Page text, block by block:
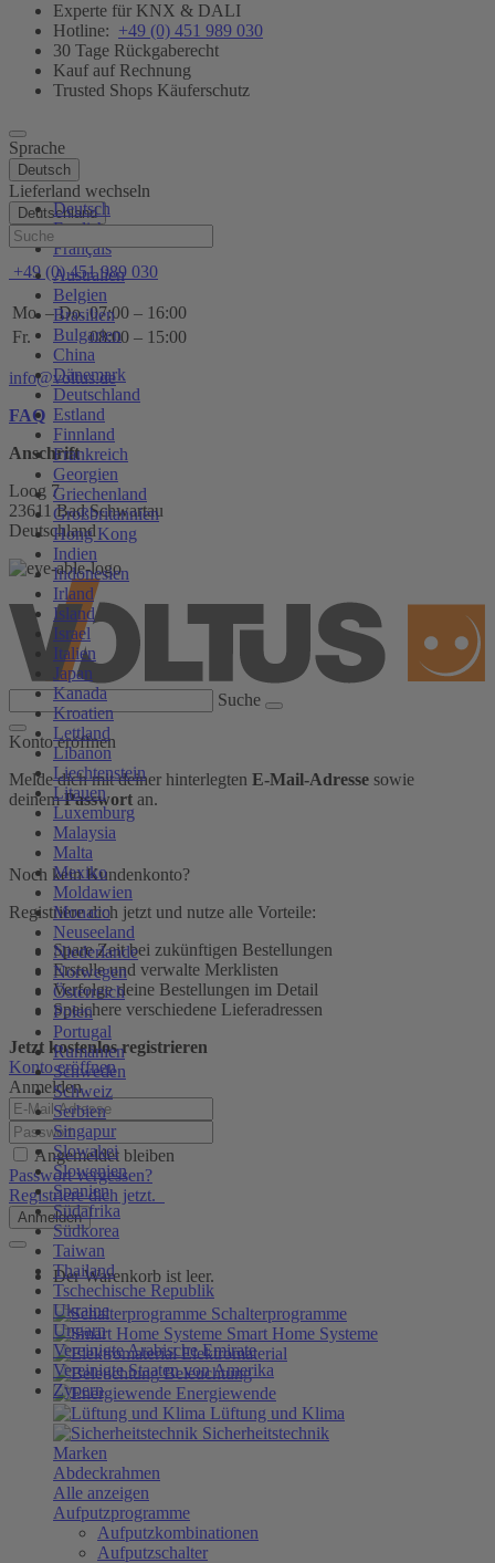
Experte für KNX & DALI
Hotline: +49 (0) 451 989 030
30 Tage Rückgaberecht
Kauf auf Rechnung
Trusted Shops Käuferschutz
Sprache
Deutsch
Deutsch
English
Français
Lieferland wechseln
Deutschland
Australien
Belgien
Brasilien
Bulgarien
China
Dänemark
Deutschland
Estland
Finnland
Frankreich
Georgien
Griechenland
Großbritannien
Hong Kong
Indien
Indonesien
Irland
Island
Israel
Italien
Japan
Kanada
Kroatien
Lettland
Libanon
Liechtenstein
Litauen
Luxemburg
Malaysia
Malta
Mexiko
Moldawien
Monaco
Neuseeland
Niederlande
Norwegen
Österreich
Polen
Portugal
Rumänien
Schweden
Schweiz
Serbien
Singapur
Slowakei
Slowenien
Spanien
Südafrika
Südkorea
Taiwan
Thailand
Tschechische Republik
Ukraine
Ungarn
Vereinigte Arabische Emirate
Vereinigte Staaten von Amerika
Zypern
Hilfe
+49 (0) 451 989 030
Mo. – Do. 07:00 – 16:00
Fr.
08:00 – 15:00
info@voltus.de
FAQ
Anschrift
Loog 7
23611 Bad Schwartau
Deutschland
Suche
Konto eröffnen
Melde dich mit deiner hinterlegten E-Mail-Adresse sowie
deinemPasswort an.
Noch kein Kundenkonto?
Registriere dich jetzt und nutze alle Vorteile:
Spare Zeit bei zukünftigen Bestellungen
Erstelle und verwalte Merklisten
Verfolge deine Bestellungen im Detail
Speichere verschiedene Lieferadressen
Jetzt kostenlos registrieren
Konto eröffnen
Anmelden
Angemeldet bleiben
Passwort vergessen?
Registriere dich jetzt.
Anmelden
Der Warenkorb ist leer.
Schalterprogramme
Smart Home Systeme
Elektromaterial
Beleuchtung
Energiewende
Lüftung und Klima
Sicherheitstechnik
Marken
Abdeckrahmen
Alle anzeigen
Aufputzprogramme
Aufputzkombinationen
Aufputzschalter